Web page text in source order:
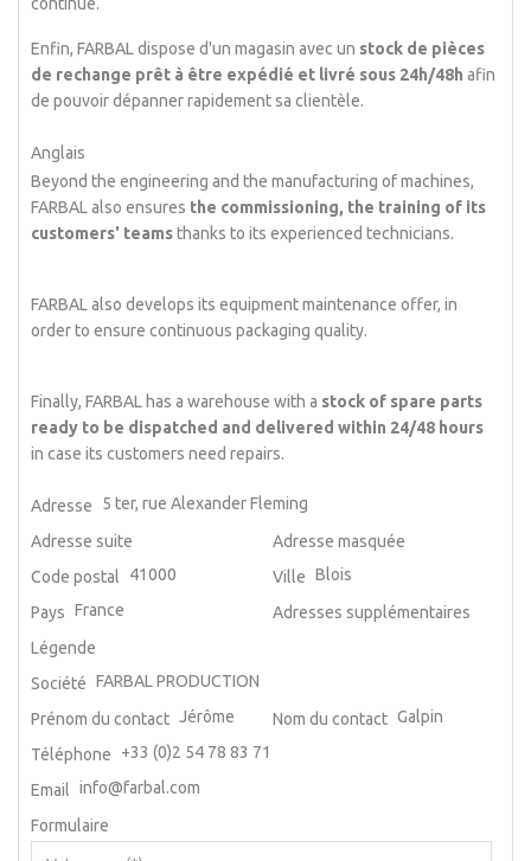
Enfin, FARBAL dispose d'un magasin avec un stock de pièces
de rechange prêt à être expédié et livré sous 24h/48h afin
de pouvoir dépanner rapidement sa clientèle.
Anglais
Beyond the engineering and the manufacturing of machines,
FARBAL also ensures the commissioning, the training of its
customers' teamsthanks to its experienced technicians.
FARBAL also develops its equipment maintenance offer, in
order to ensure continuous packaging quality.
Finally, FARBAL has a warehouse with a stock of spare parts
ready to be dispatched and delivered within 24/48 hours
in case its customers need repairs.
Adresse
5 ter, rue Alexander Fleming
Adresse suite
Adresse masquée
Code postal
41000 Ville Blois
Pays France
Adresses supplémentaires
Légende
Société FARBAL PRODUCTION
Prénom du contact Jérôme Nom du contact Galpin
Téléphone
+33 (0)2 54 78 83 71
Email info@farbal.com
Formulaire